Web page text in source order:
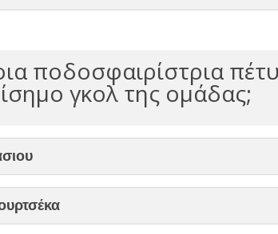
ποδοσφαιρίστρια
γκολ της ομάδας;